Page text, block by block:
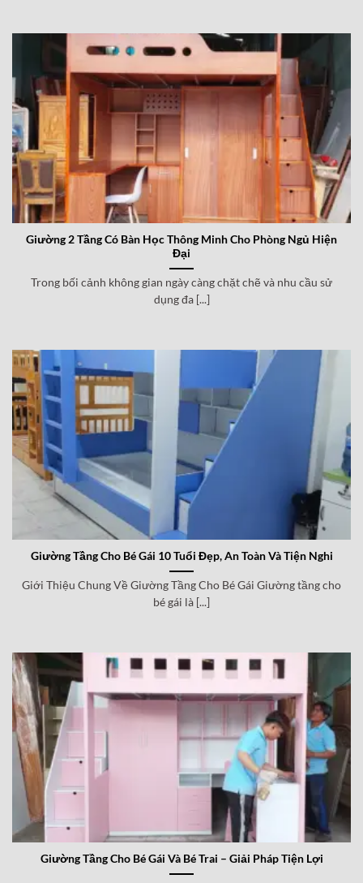
Giường 2 Tầng Có Bàn Học Thông Minh Cho Phòng Ngủ Hiện
Đại
Trong bối cảnh không gian ngày càng chặt chẽ và nhu cầu sử
dụng đa [...]
Giường Tầng Cho Bé Gái 10 Tuổi Đẹp, An Toàn Và Tiện Nghi
Giới Thiệu Chung Về Giường Tầng Cho Bé Gái Giường tầng cho
bé gái là [...]
Giường Tầng Cho Bé Gái Và Bé Trai – Giải Pháp Tiện Lợi